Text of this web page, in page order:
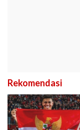
Rekomendasi